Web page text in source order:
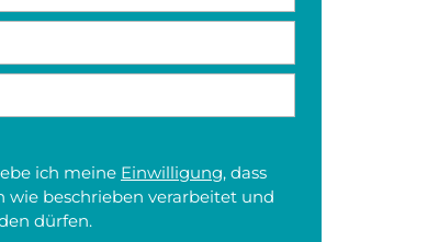
ich meine Einwilligung, dass
wie beschrieben verarbeitet und
dürfen.